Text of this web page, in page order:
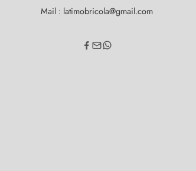
Mail : latimobricola@gmail.com